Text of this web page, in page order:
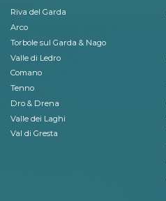
Riva del Garda
Arco
Torbole sul Garda & Nago
Valle di Ledro
Comano
Tenno
Dro & Drena
Valle dei Laghi
Val di Gresta